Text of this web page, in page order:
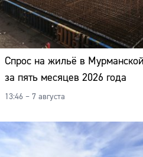
Спрос на жильё в
за пять месяцев 2026 года
13:46 – 7 августа